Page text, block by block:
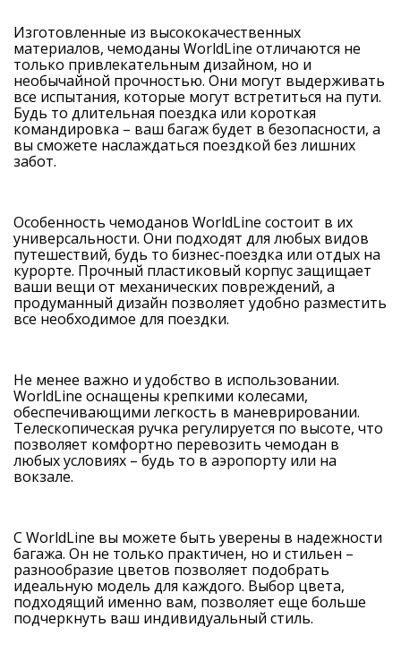
Изготовленные из высококачественных
материалов, чемоданы WorldLine отличаются не
только привлекательным дизайном, но и
необычайной прочностью. Они могут выдерживать
все испытания, которые могут встретиться на пути.
Будь то длительная поездка или короткая
командировка – ваш багаж будет в безопасности, а
вы сможете наслаждаться поездкой без лишних
забот.
Особенность чемоданов WorldLine состоит в их
универсальности. Они подходят для любых видов
путешествий, будь то бизнес-поездка или отдых на
курорте. Прочный пластиковый корпус защищает
ваши вещи от механических повреждений, а
продуманный дизайн позволяет удобно разместить
все необходимое для поездки.
Не менее важно и удобство в использовании.
WorldLine оснащены крепкими колесами,
обеспечивающими легкость в маневрировании.
Телескопическая ручка регулируется по высоте, что
позволяет комфортно перевозить чемодан в
любых условиях – будь то в аэропорту или на
вокзале.
С WorldLine вы можете быть уверены в надежности
багажа. Он не только практичен, но и стильен –
разнообразие цветов позволяет подобрать
идеальную модель для каждого. Выбор цвета,
подходящий именно вам, позволяет еще больше
подчеркнуть ваш индивидуальный стиль.